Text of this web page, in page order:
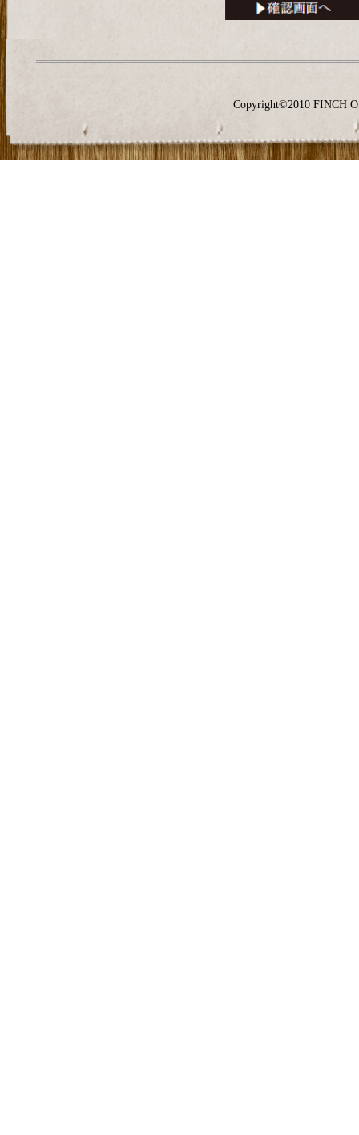
Copyright©2010 FINCH